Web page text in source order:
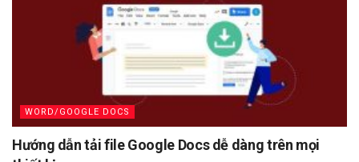
WORD/GOOGLE DOCS
Hướng dẫn tải file Google Docs dễ dàng trên mọi